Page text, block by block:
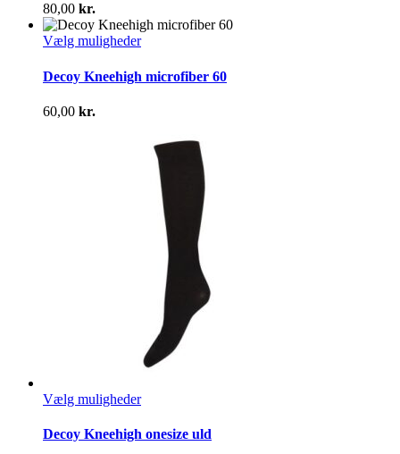
Mulighederne
kan
vælges
varesiden
80,00 kr.
Vælg mulighederDette
har
flere
vælges
varesiden
Decoy Kneehigh microfiber 60
60,00 kr.
Vælg mulighederDette
har
Decoy Kneehigh onesize uld